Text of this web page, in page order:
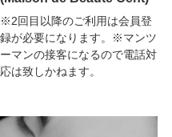
※2回目以降のご利用は会員登
録が必要になります。※マンツ
ーマンの接客になるので電話対
応は致しかねます。